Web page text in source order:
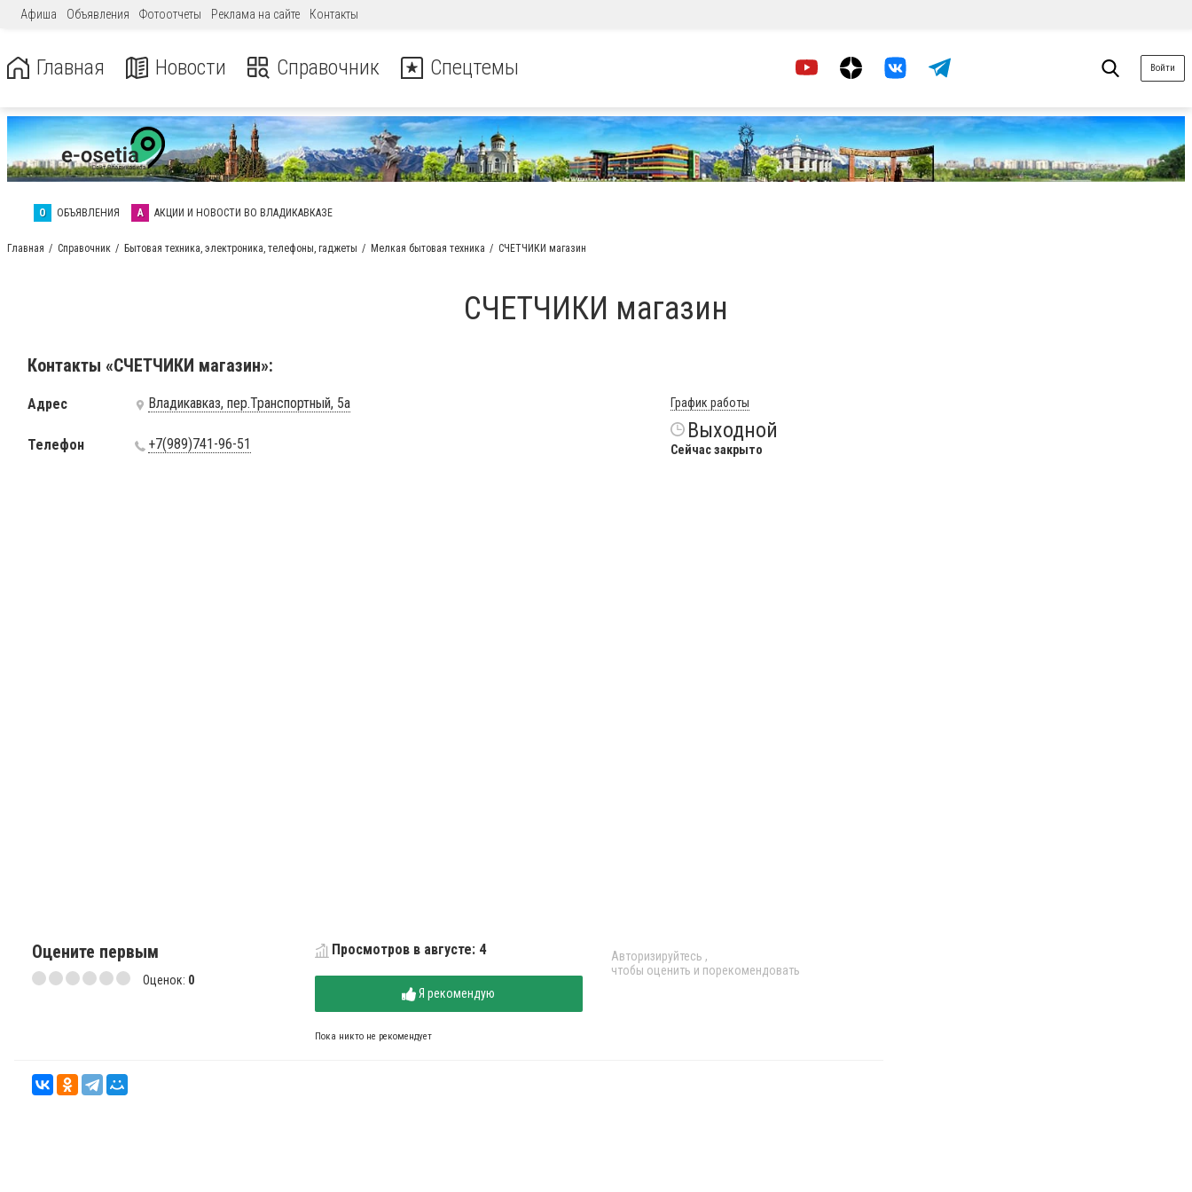
Афиша Объявления Фотоотчеты Реклама на сайте Контакты
Главная Новости Справочник Спецтемы Войти
О ОБЪЯВЛЕНИЯ А АКЦИИ И НОВОСТИ ВО ВЛАДИКАВКАЗЕ
Главная Справочник Бытовая техника, электроника, телефоны, гаджеты Мелкая бытовая техника СЧЕТЧИКИ магазин
СЧЕТЧИКИ магазин
Контакты «СЧЕТЧИКИ магазин»:
Адрес Владикавказ, пер.Транспортный, 5а
Телефон +7(989)741-96-51
График работы
Выходной
Сейчас закрыто
Оцените первым
Оценок: 0
Просмотров в августе: 4
Я рекомендую
Пока никто не рекомендует
Авторизируйтесь ,
чтобы оценить и порекомендовать